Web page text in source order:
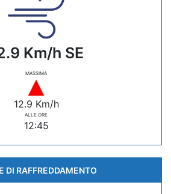
Km/h SE
MASSIMA
12.9 Km/h
ALLE ORE
12:45
DI RAFFREDDAMENTO